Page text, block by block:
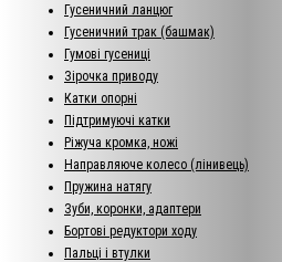
Гусеничний ланцюг
Гусеничний трак (башмак)
Гумові гусениці
Зірочка приводу
Катки опорні
Підтримуючі катки
Ріжуча кромка, ножі
Направляюче колесо (лінивець)
Пружина натягу
Зуби, коронки, адаптери
Бортові редуктори ходу
Пальці і втулки